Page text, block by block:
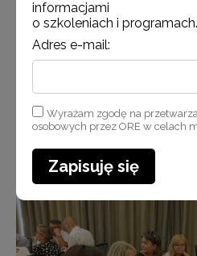
informacjami
o szkoleniach i programach.
Adres e-mail:
Wyrażam zgodę na
osobowych przez ORE w celach
Zapisuję się